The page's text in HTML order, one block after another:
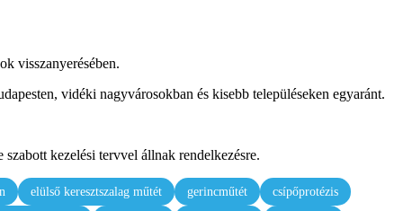
visszanyerésében.
vidéki nagyvárosokban és kisebb településeken egyaránt.
kezelési tervvel állnak rendelkezésre.
elülső keresztszalag műtét gerincműtét csípőprotézis